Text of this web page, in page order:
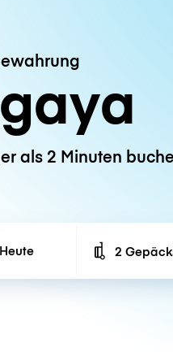
als 2 Minuten
Heute Number of
2